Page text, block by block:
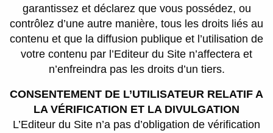
garantissez et déclarez que vous possédez, ou
contrôlez d’une autre manière, tous les droits liés au
contenu et que la diffusion publique et l’utilisation de
votre contenu par l’Editeur du Site n’affectera et
n’enfreindra pas les droits d’un tiers.
CONSENTEMENT DE L’UTILISATEUR RELATIF A
LA VÉRIFICATION ET LA DIVULGATION
L’Editeur du Site n’a pas d’obligation de vérification